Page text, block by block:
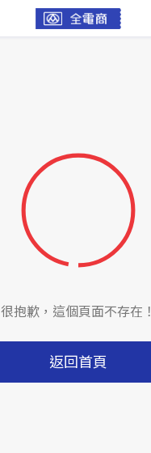
很抱歉，這個頁面不存在！
返回首頁